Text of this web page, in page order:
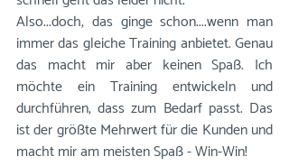
Also...doch, das ginge schon....wenn man
immer das gleiche Training anbietet. Genau
das macht mir aber keinen Spaß. Ich
möchte ein Training entwickeln und
durchführen, dass zum Bedarf passt. Das
ist der größte Mehrwert für die Kunden und
macht mir am meisten Spaß - Win-Win!